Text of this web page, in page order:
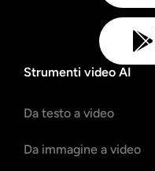
Strumenti video AI
Da testo a video
Da immagine a video